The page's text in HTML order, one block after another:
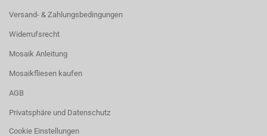
Versand- & Zahlungsbedingungen
Widerrufsrecht
Mosaik Anleitung
Mosaikfliesen kaufen
AGB
Privatsphäre und Datenschutz
Cookie Einstellungen